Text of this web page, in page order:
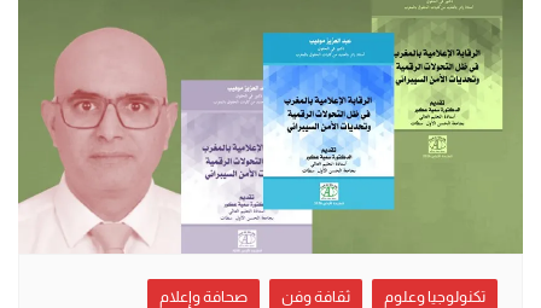
تكنولوجيا وعلوم ثقافة وفن صحافة وإعلام